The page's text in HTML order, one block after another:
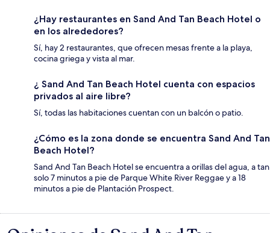
¿Hay restaurantes en Sand And Tan Beach Hotel o
en los alrededores?
Sí, hay 2 restaurantes, que ofrecen mesas frente a la playa,
cocina griega y vista al mar.
¿ Sand And Tan Beach Hotel cuenta con espacios
privados al aire libre?
Sí, todas las habitaciones cuentan con un balcón o patio.
¿Cómo es la zona donde se encuentra Sand And Tan
Beach Hotel?
Sand And Tan Beach Hotel se encuentra a orillas del agua, a tan
solo 7 minutos a pie de Parque White River Reggae y a 18
minutos a pie de Plantación Prospect.